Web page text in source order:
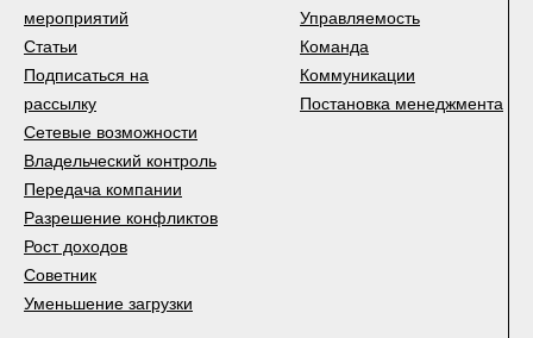
мероприятий
Статьи
Подписаться на
рассылку
Управляемость
Команда
Коммуникации
Постановка менеджмента
Сетевые возможности
Владельческий контроль
Передача компании
Разрешение конфликтов
Рост доходов
Советник
Уменьшение загрузки